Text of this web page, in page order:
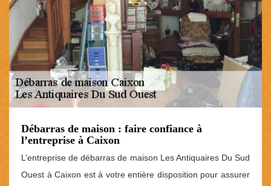
Débarras de maison : faire confiance à
l’entreprise à Caixon
L’entreprise de débarras de maison Les Antiquaires Du Sud
Ouest à Caixon est à votre entière disposition pour assurer